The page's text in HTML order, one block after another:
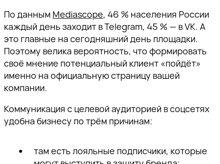
По данным Mediascope, 46 % населения России
каждый день заходит в Telegram, 45 % — в VK. А
это главные на сегодняшний день площадки.
Поэтому велика вероятность, что формировать
своё мнение потенциальный клиент «пойдёт»
именно на официальную страницу вашей
компании.
Коммуникация с целевой аудиторией в соцсетях
удобна бизнесу по трём причинам:
там есть лояльные подписчики, которые